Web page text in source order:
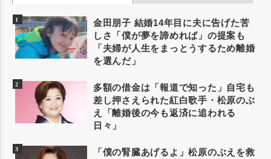
金田朋子 結婚14年目に夫に告げた苦
しさ「僕が夢を諦めれば」の提案も
「夫婦が人生をまっとうするため離婚
を選んだ」
多額の借金は「報道で知った」自宅も
差し押さえられた紅白歌手・松原のぶ
え「離婚後の今も返済に追われる
日々」
「僕の腎臓あげるよ」松原のぶえを救